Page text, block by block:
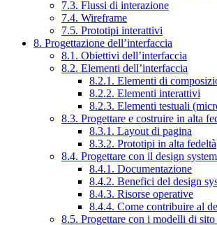
7.3. Flussi di interazione
7.4. Wireframe
7.5. Prototipi interattivi
8. Progettazione dell’interfaccia
8.1. Obiettivi dell’interfaccia
8.2. Elementi dell’interfaccia
8.2.1. Elementi di
8.2.2. Elementi interattivi
8.2.3. Elementi testuali
8.3. Progettare e costruire in alta
8.3.1. Layout di pagina
8.3.2. Prototipi in alta fedeltà
8.4. Progettare con il design
8.4.1. Documentazione
8.4.2. Benefici del design
8.4.3. Risorse operative
8.4.4. Come contribuire al
8.5. Progettare con i modelli di sito